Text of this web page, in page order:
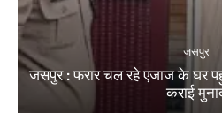
जसपुर
जसपुर : फरार चल रहे एजाज के घर
कराई